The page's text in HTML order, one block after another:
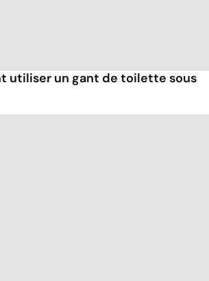
utiliser un gant de toilette sous